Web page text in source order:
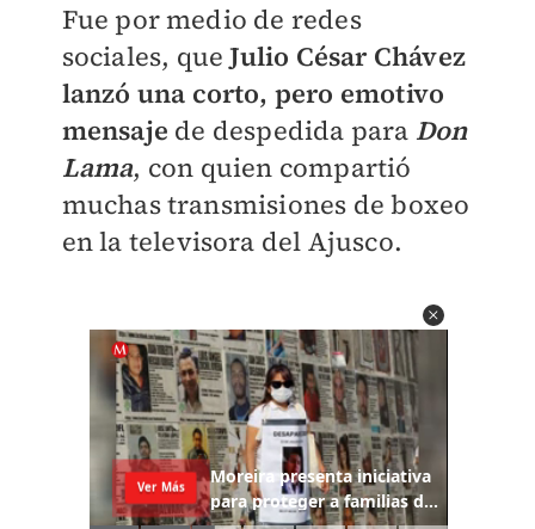
Fue por medio de redes
sociales, queJulio César Chávez
lanzó una corto, pero emotivo
mensaje de despedida para Don
Lama, con quien compartió
muchas transmisiones de boxeo
en la televisora del Ajusco.